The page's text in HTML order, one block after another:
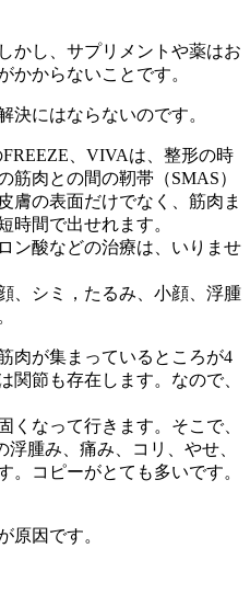
かし、サプリメントや薬はお
かからないことです。
決にはならないのです。
、VIVAは、整形の時
筋肉との間の靭帯（SMAS）
膚の表面だけでなく、筋肉ま
時間で出せれます。
ン酸などの治療は、いりませ
、シミ，たるみ、小顔、浮腫
肉が集まっているところが4
関節も存在します。なので、
くなって行きます。そこで、
腫み、痛み、コリ、やせ、
。コピーがとても多いです。
原因です。